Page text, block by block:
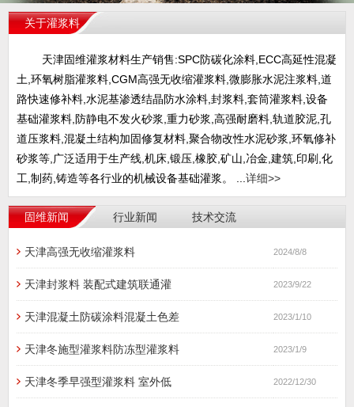
关于灌浆料
天津固维灌浆材料生产销售:SPC防碳化涂料,ECC高延性混凝
土,环氧树脂灌浆料,CGM高强无收缩灌浆料,微膨胀水泥注浆料,道
路快速修补料,水泥基渗透结晶防水涂料,封浆料,套筒灌浆料,设备
基础灌浆料,防静电不发火砂浆,重力砂浆,高强耐磨料,轨道胶泥,孔
道压浆料,混凝土结构加固修复材料,聚合物改性水泥砂浆,环氧修补
砂浆等,广泛适用于生产线,机床,锻压,橡胶,矿山,冶金,建筑,印刷,化
工,制药,铸造等各行业的机械设备基础灌浆。 ... 详细>>
固维新闻 行业新闻 技术交流
天津高强无收缩灌浆料 2024/8/8
天津封浆料 装配式建筑联通灌 2023/9/22
天津混凝土防碳涂料混凝土色差 2023/1/10
天津冬施型灌浆料防冻型灌浆料 2023/1/9
天津冬季早强型灌浆料 室外低 2022/12/30